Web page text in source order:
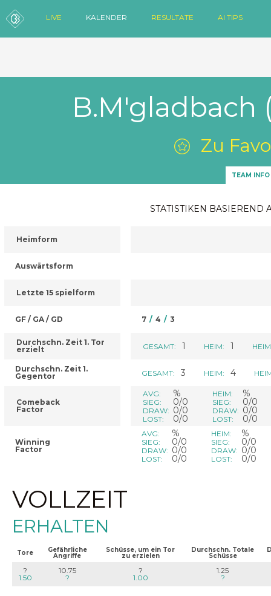
LIVE KALENDER RESULTATE AI TIPS
B.M'gladbach
Zu
TEAM INFO
STATISTIKEN BASIEREND
Heimform
Auswärtsform
Letzte 15 spielform
GF / GA / GD
Durchschn. Zeit 1. Tor
erzielt
Durchschn. Zeit 1.
Gegentor
Comeback
Factor
Winning
Factor
7 / 4 / 3
GESAMT: 1 HEIM: 1
GESAMT: 3 HEIM: 4
AVG: %
SIEG: 0/0
DRAW: 0/0
LOST: 0/0
HEIM: %
SIEG: 0/0
DRAW: 0/0
LOST: 0/0
AVG: %
SIEG: 0/0
DRAW: 0/0
LOST: 0/0
HEIM: %
SIEG: 0/0
DRAW: 0/0
LOST: 0/0
VOLLZEIT
ERHALTEN
Tore Gefährliche
Angriffe
Schüsse, um ein Tor
zu erzielen
Durchschn. Totale
Schüsse
?
1.50
10.75
?
?
1.00
1.25
?